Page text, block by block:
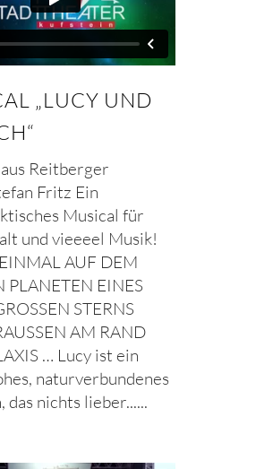
„LUCY UND
Reitberger
Fritz Ein
Musical für
und vieeeel Musik!
AUF DEM
PLANETEN EINES
STERNS
AM RAND
… Lucy ist ein
naturverbundenes
das nichts lieber......